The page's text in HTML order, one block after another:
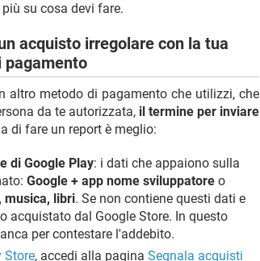
su cosa devi fare.
acquisto irregolare con la tua
pagamento
metodo di pagamento che utilizzi, che
da te autorizzata, il termine per inviare
di fare un report è meglio:
di Google Play: i dati che appaiono sulla
Google + app nome sviluppatore o
musica, libri. Se non contiene questi dati e
acquistato dal Google Store. In questo
per contestare l'addebito.
Store, accedi alla pagina Segnala acquisti